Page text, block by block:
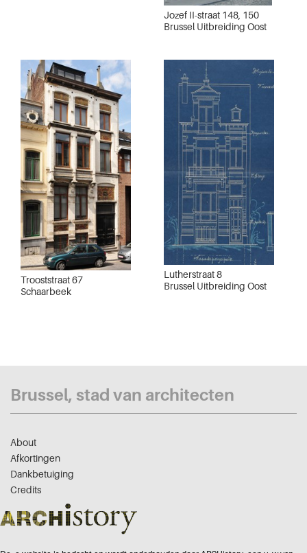
Jozef II-straat 148, 150
Brussel Uitbreiding Oost
Trooststraat 67
Schaarbeek
Lutherstraat 8
Brussel Uitbreiding Oost
Brussel, stad van architecten
About
Afkortingen
Dankbetuiging
Credits